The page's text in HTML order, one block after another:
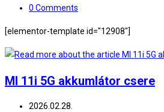
category:
Post
0 Comments
[elementor-template id="12908"]
MI 11i 5G akkumlátor csere
Post
2026.02.28.